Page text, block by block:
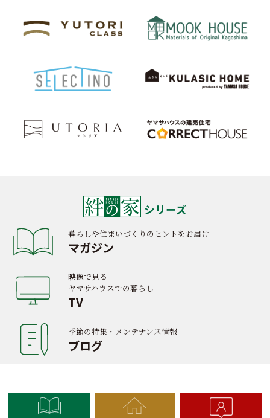
シリーズ
暮らしや住まいづくりのヒントをお届け
マガジン
映像で見る
ヤマサハウスでの暮らし
TV
季節の特集・メンテナンス情報
ブログ